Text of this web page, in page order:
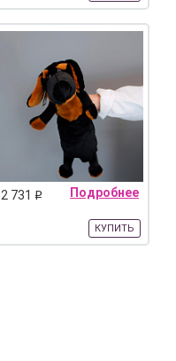
2 731 q Подробнее
КУПИТЬ